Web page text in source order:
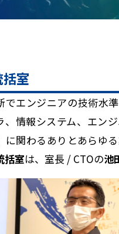
室
でエンジニアの技術水
、情報システム、エン
に関わるありとあらゆ
括室は、室長 / CTOの池